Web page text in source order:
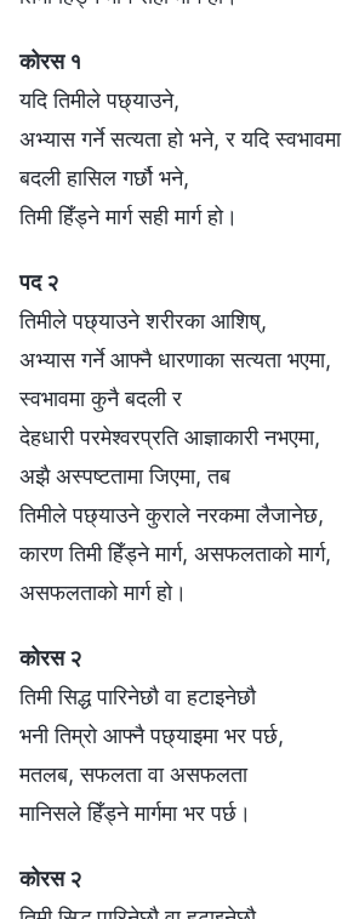
कोरस १
यदि तिमीले पछ्याउने,
अभ्यास गर्ने सत्यता हो भने, र यदि स्वभावमा
बदली हासिल गर्छौ भने,
तिमी हिँड्ने मार्ग सही मार्ग हो।
पद २
तिमीले पछ्याउने शरीरका आशिष्,
अभ्यास गर्ने आफ्नै धारणाका सत्यता भएमा,
स्वभावमा कुनै बदली र
देहधारी परमेश्‍वरप्रति आज्ञाकारी नभएमा,
अझै अस्पष्टतामा जिएमा, तब
तिमीले पछ्याउने कुराले नरकमा लैजानेछ,
कारण तिमी हिँड्ने मार्ग, असफलताको मार्ग,
असफलताको मार्ग हो।
कोरस २
तिमी सिद्ध पारिनेछौ वा हटाइनेछौ
भनी तिम्रो आफ्नै पछ्याइमा भर पर्छ,
मतलब, सफलता वा असफलता
मानिसले हिँड्ने मार्गमा भर पर्छ।
कोरस २